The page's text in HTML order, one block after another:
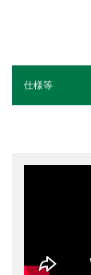
仕様等